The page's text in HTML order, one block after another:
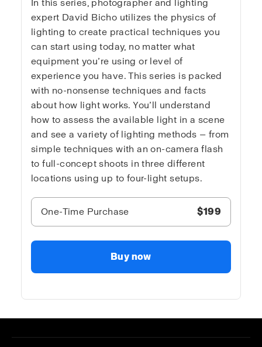
In this series, photographer and lighting
expert David Bicho utilizes the physics of
lighting to create practical techniques you
can start using today, no matter what
equipment you’re using or level of
experience you have. This series is packed
with no-nonsense techniques and facts
about how light works. You’ll understand
how to assess the available light in a scene
and see a variety of lighting methods — from
simple techniques with an on-camera flash
to full-concept shoots in three different
locations using up to four-light setups.
One-Time Purchase $199
Buy now